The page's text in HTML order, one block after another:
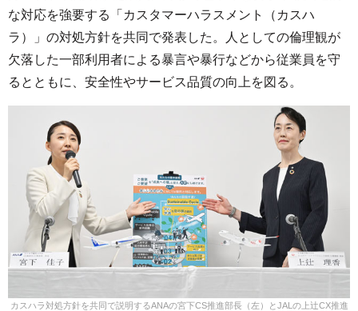
な対応を強要する「カスタマーハラスメント（カスハ
ラ）」の対処方針を共同で発表した。人としての倫理観が
欠落した一部利用者による暴言や暴行などから従業員を守
るとともに、安全性やサービス品質の向上を図る。
カスハラ対処方針を共同で説明するANAの宮下CS推進部長（左）とJALの上辻CX推進